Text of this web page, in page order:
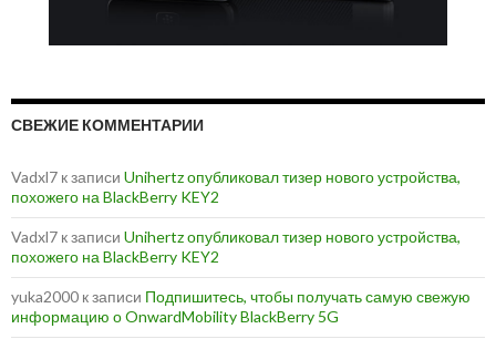
СВЕЖИЕ КОММЕНТАРИИ
Vadxl7 к записи Unihertz опубликовал тизер нового устройства,
похожего на BlackBerry KEY2
Vadxl7 к записи Unihertz опубликовал тизер нового устройства,
похожего на BlackBerry KEY2
yuka2000 к записи Подпишитесь, чтобы получать самую свежую
информацию о OnwardMobility BlackBerry 5G